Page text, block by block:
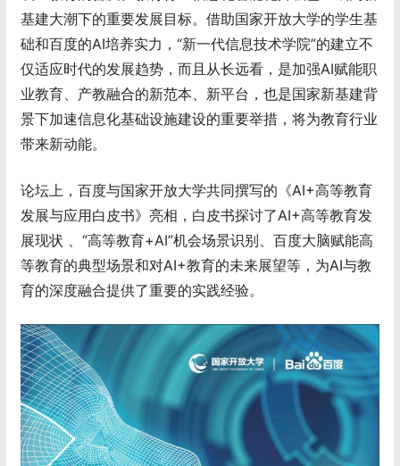
基建大潮下的重要发展目标。借助国家开放大学的学生基
础和百度的AI培养实力，“新一代信息技术学院”的建立不
仅适应时代的发展趋势，而且从长远看，是加强AI赋能职
业教育、产教融合的新范本、新平台，也是国家新基建背
景下加速信息化基础设施建设的重要举措，将为教育行业
带来新动能。
论坛上，百度与国家开放大学共同撰写的《AI+高等教育
发展与应用白皮书》亮相，白皮书探讨了AI+高等教育发
展现状 、“高等教育+AI”机会场景识别、百度大脑赋能高
等教育的典型场景和对AI+教育的未来展望等，为AI与教
育的深度融合提供了重要的实践经验。